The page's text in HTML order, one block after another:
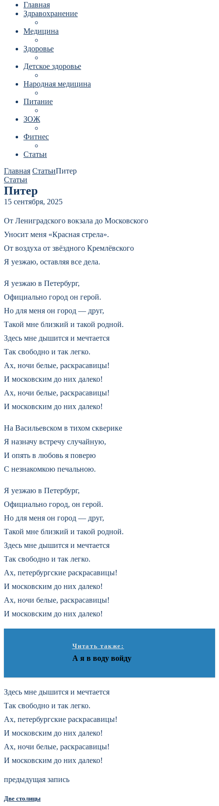
Главная
Здравохранение
Медицина
Здоровье
Детское здоровье
Народная медицина
Питание
ЗОЖ
Фитнес
Статьи
Главная СтатьиПитер
Статьи
Питер
15 сентября, 2025
От Лениградского вокзала до Московского
Уносит меня «Красная стрела».
От воздуха от звёздного Кремлёвского
Я уезжаю, оставляя все дела.
Я уезжаю в Петербург,
Официально город он герой.
Но для меня он город — друг,
Такой мне близкий и такой родной.
Здесь мне дышится и мечтается
Так свободно и так легко.
Ах, ночи белые, раскрасавицы!
И московским до них далеко!
Ах, ночи белые, раскрасавицы!
И московским до них далеко!
На Васильевском в тихом скверике
Я назначу встречу случайную,
И опять в любовь я поверю
С незнакомкою печальною.
Я уезжаю в Петербург,
Официально город, он герой.
Но для меня он город — друг,
Такой мне близкий и такой родной.
Здесь мне дышится и мечтается
Так свободно и так легко.
Ах, петербургские раскрасавицы!
И московским до них далеко!
Ах, ночи белые, раскрасавицы!
И московским до них далеко!
Читать также:
А я в воду войду
Здесь мне дышится и мечтается
Так свободно и так легко.
Ах, петербургские раскрасавицы!
И московским до них далеко!
Ах, ночи белые, раскрасавицы!
И московским до них далеко!
предыдущая запись
Две столицы